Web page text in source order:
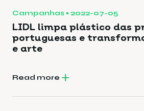
Campanhas 2022-07-05
LIDL limpa plástico das
portuguesas e
e arte
Read more